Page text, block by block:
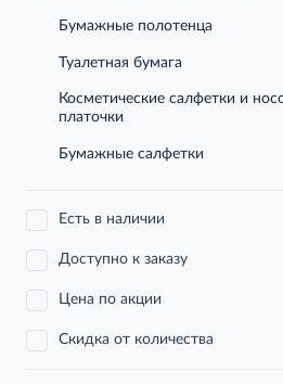
Бумажные полотенца
Туалетная бумага
Косметические салфетки и
платочки
Бумажные салфетки
Есть в наличии
Доступно к заказу
Цена по акции
Скидка от количества